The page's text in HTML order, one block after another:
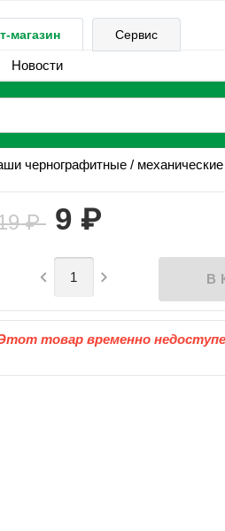
магазин Сервис
Новости
чернографитные / механические
₽ 9 ₽
 
товар временно